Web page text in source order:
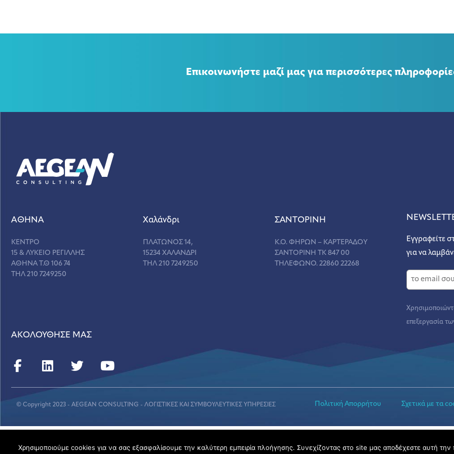
Επικοινωνήστε μαζί μας για περισσότερες
ΑΘΗΝΑ
ΚΕΝΤΡΟ
15 & ΛΥΚΕΙΟ ΡΕΓΙΛΛΗΣ
ΑΘΗΝΑ Τ.Θ 106 74
ΤΗΛ 210 7249250
Χαλάνδρι
ΠΛΑΤΩΝΟΣ 14,
15234 ΧΑΛΑΝΔΡΙ
ΤΗΛ 210 7249250
ΣANΤΟΡΙΝΗ
Κ.Ο. ΦΗΡΩΝ – ΚΑΡΤΕΡΑΔΟΥ
ΣΑΝΤΟΡΙΝΗ ΤΚ 847 00
ΤΗΛΕΦΩΝΟ. 22860 22268
Εγγραφείτε
για να
επεξεργασία
ΑΚΟΛΟΥΘΗΣΕ ΜΑΣ
© Copyright 2023 - AEGEAN CONSULTING - ΛΟΓΙΣΤΙΚΕΣ ΚΑΙ ΣΥΜΒΟΥΛΕΥΤΙΚΕΣ ΥΠΗΡΕΣΙΕΣ Πολιτική Απορρήτου Σχετικά με τα
Χρησιμοποιούμε cookies για να σας εξασφαλίσουμε την καλύτερη εμπειρία πλοήγησης. Συνεχίζοντας στο site μας αποδέχεστε αυτή την